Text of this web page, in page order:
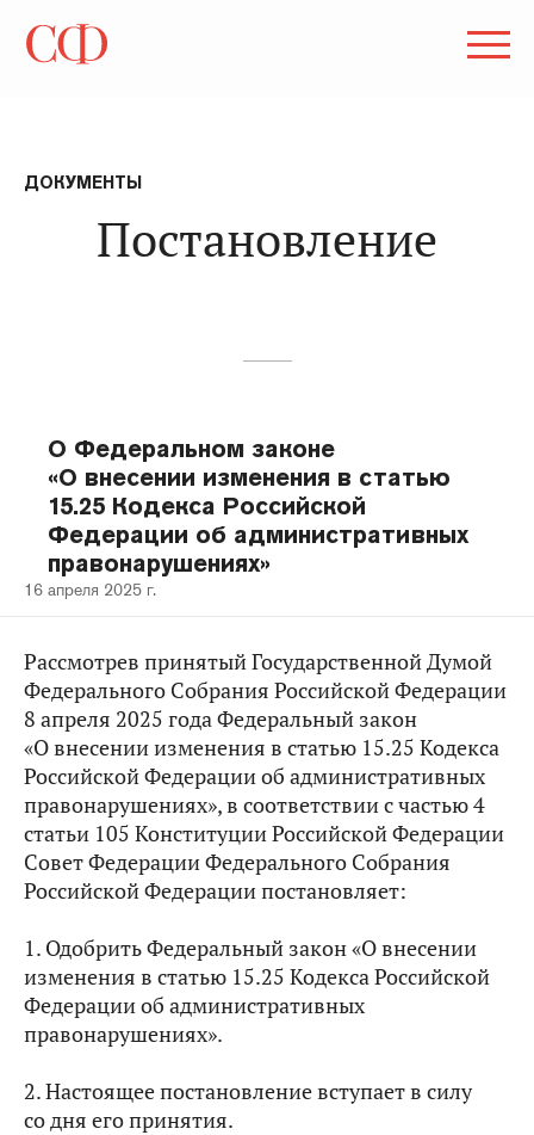
ДОКУМЕНТЫ
Постановление
О Федеральном законе
«О внесении изменения в статью
15.25 Кодекса Российской
Федерации об административных
правонарушениях»
16 апреля 2025 г.
Рассмотрев принятый Государственной Думой
Федерального Собрания Российской Федерации
8 апреля 2025 года Федеральный закон
«О внесении изменения в статью 15.25 Кодекса
Российской Федерации об административных
правонарушениях», в соответствии с частью 4
статьи 105 Конституции Российской Федерации
Совет Федерации Федерального Собрания
Российской Федерации постановляет:
1. Одобрить Федеральный закон «О внесении
изменения в статью 15.25 Кодекса Российской
Федерации об административных
правонарушениях».
2. Настоящее постановление вступает в силу
со дня его принятия.